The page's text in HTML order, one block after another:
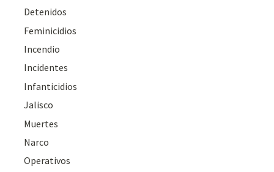
Detenidos
Feminicidios
Incendio
Incidentes
Infanticidios
Jalisco
Muertes
Narco
Operativos